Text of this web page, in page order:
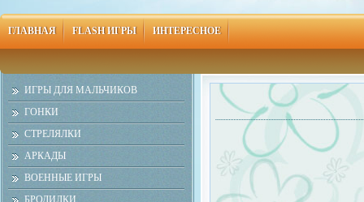
ГЛАВНАЯ FLASH ИГРЫ ИНТЕРЕСНОЕ
ИГРЫ ДЛЯ МАЛЬЧИКОВ
ГОНКИ
СТРЕЛЯЛКИ
АРКАДЫ
ВОЕННЫЕ ИГРЫ
БРОДИЛКИ